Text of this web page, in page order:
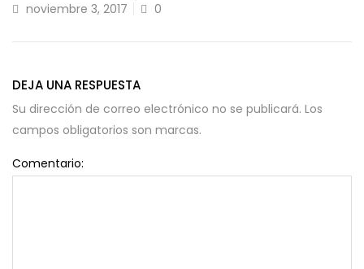
noviembre 3, 2017
0
DEJA UNA RESPUESTA
Su dirección de correo electrónico no se publicará. Los
campos obligatorios son marcas.
Comentario: